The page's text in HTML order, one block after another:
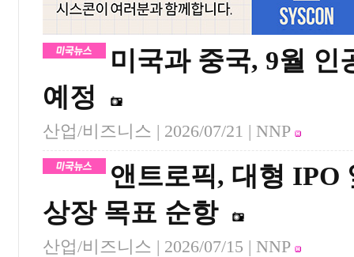
미국과 중국, 9월
예정
산업/비즈니스 | 2026/07/21 | NNP
앤트로픽, 대형
상장 목표 순항
산업/비즈니스 | 2026/07/15 | NNP